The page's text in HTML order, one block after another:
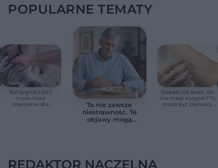
POPULARNE TEMATY
Ten sygnał z jelit
może mieć
znaczenie dla
To nie zawsze
niestrawność. Te
objawy mogą
Swędzi cię skóra, ale
nie masz wysypki? To
może być pierwszy
REDAKTOR NACZELNA